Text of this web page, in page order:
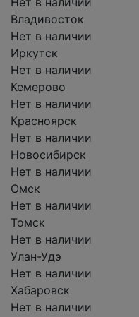
Владивосток
Нет в наличии
Иркутск
Нет в наличии
Кемерово
Нет в наличии
Красноярск
Нет в наличии
Новосибирск
Нет в наличии
Омск
Нет в наличии
Томск
Нет в наличии
Улан-Удэ
Нет в наличии
Хабаровск
Нет в наличии